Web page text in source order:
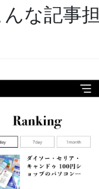
な記事担